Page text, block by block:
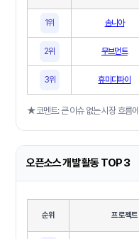
1위 솜니아
2위 무브먼트
3위 휴미디파이
★코멘트: 큰 이슈 없는 시장 흐름
오픈소스 개발 활동 TOP 3
순위 프로젝트